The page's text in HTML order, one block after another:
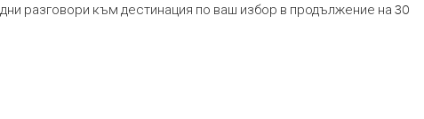
разговори към дестинация по ваш избор в продължение на 30